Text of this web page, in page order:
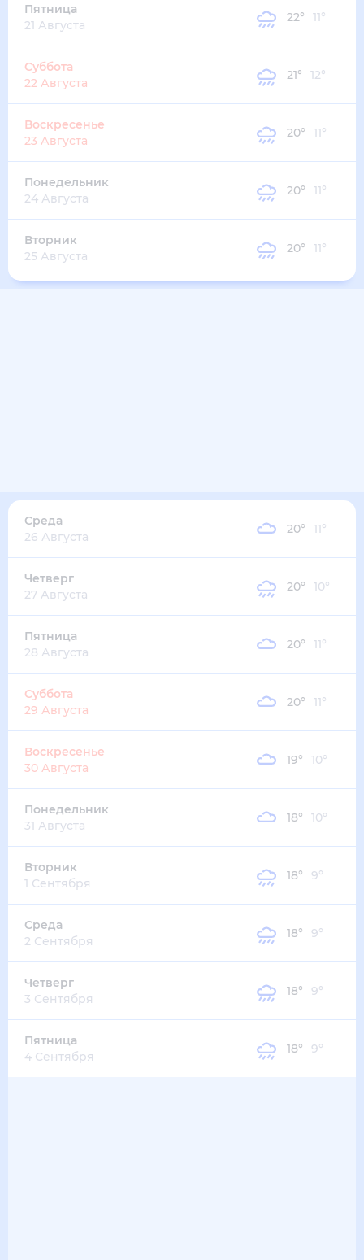
Пятница
21 Августа
22° 11°
Суббота
22 Августа
21° 12°
Воскресенье
23 Августа
20° 11°
Понедельник
24 Августа
20° 11°
Вторник
25 Августа
20° 11°
Среда
26 Августа
20° 11°
Четверг
27 Августа
20° 10°
Пятница
28 Августа
20° 11°
Суббота
29 Августа
20° 11°
Воскресенье
30 Августа
19° 10°
Понедельник
31 Августа
18° 10°
Вторник
1 Сентября
18° 9°
Среда
2 Сентября
18° 9°
Четверг
3 Сентября
18° 9°
Пятница
4 Сентября
18° 9°